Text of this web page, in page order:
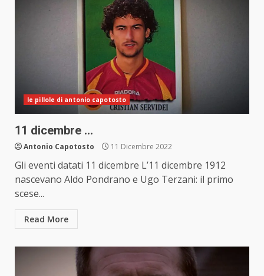
le pillole di antonio capotosto
11 dicembre …
Antonio Capotosto 11 Dicembre 2022
Gli eventi datati 11 dicembre L’11 dicembre 1912
nascevano Aldo Pondrano e Ugo Terzani: il primo
scese...
Read More